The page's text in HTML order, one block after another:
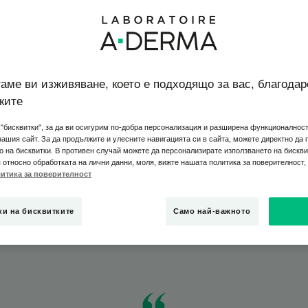
сгъвките на лактите, задната част на коленете,
дерматит засяга различни зони в зависимост от
суха кожа, червени плаки и много неприятен сърбеж.
симптомите са червени плаки, сърбеж, мокрене,
В периодите на ремисия, кожата остава
от атопичен дерматит, вариратсъобразно възрастта,
от това дали имате обостряне или сте в ремисия.
кои области са най-засегнати.
ви изживяване, което е подходящо за вас,
за да ви осигурим по-добра персонализация и разширена
сайт. За да продължите и улесните навигацията си в сайта, можете директно да
на бисквитки. В противен случай можете да персонализирате използването на
обработката на лични данни, моля, вижте нашата политика за поверителност,
за поверителност
на бисквитките Само най-важното